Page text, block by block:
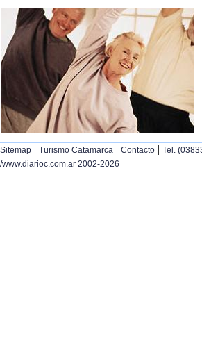
Sitemap | Turismo Catamarca | Contacto | Tel.
/www.diarioc.com.ar 2002-2026